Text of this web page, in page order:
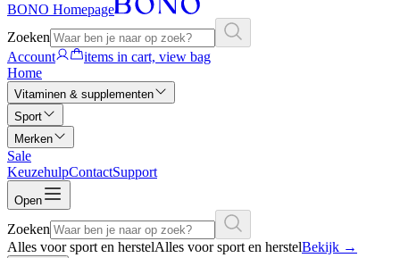
BONO Homepage
Zoeken
Account
items in cart, view bag
Home
Vitaminen & supplementen
Sport
Merken
Sale
KeuzehulpContactSupport
Open
Zoeken
Alles voor sport en herstelAlles voor sport en herstelBekijk →